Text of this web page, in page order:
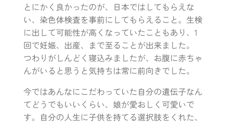
とにかく良かったのが、日本ではしてもらえな
い、染色体検査を事前にしてもらえること。生検
に出して可能性が高くなっていたこともあり、1
回で妊娠、出産、まで至ることが出来ました。
つわりがしんどく寝込みましたが、お腹に赤ちゃ
んがいると思うと気持ちは常に前向きでした。
今ではあんなにこだわっていた自分の遺伝子なん
てどうでもいいくらい、娘が愛おしく可愛いで
す。自分の人生に子供を持てる選択肢をくれた、